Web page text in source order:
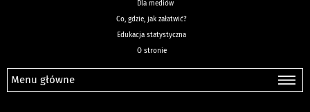
Dla mediów
Co, gdzie, jak załatwić?
Edukacja statystyczna
O stronie
Menu główne